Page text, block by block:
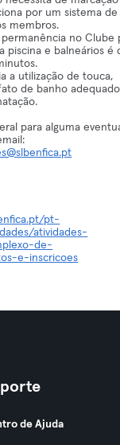
por um sistema de
membros.
no Clube
piscina e balneários é
a utilização de touca,
de banho
para alguma
pt-
atividades-
de-
e-inscricoes
de Ajuda